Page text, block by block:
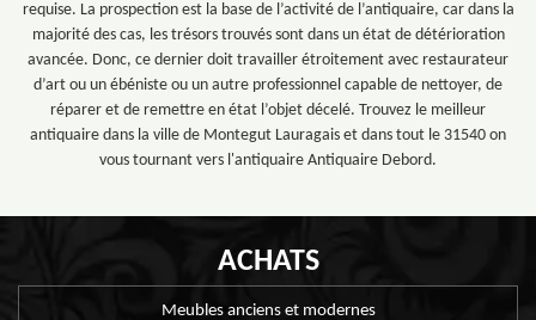
requise. La prospection est la base de l’activité de l’antiquaire, car dans la
majorité des cas, les trésors trouvés sont dans un état de détérioration
avancée. Donc, ce dernier doit travailler étroitement avec restaurateur
d’art ou un ébéniste ou un autre professionnel capable de nettoyer, de
réparer et de remettre en état l’objet décelé. Trouvez le meilleur
antiquaire dans la ville de Montegut Lauragais et dans tout le 31540 on
vous tournant vers l'antiquaire Antiquaire Debord.
ACHATS
Meubles anciens et modernes